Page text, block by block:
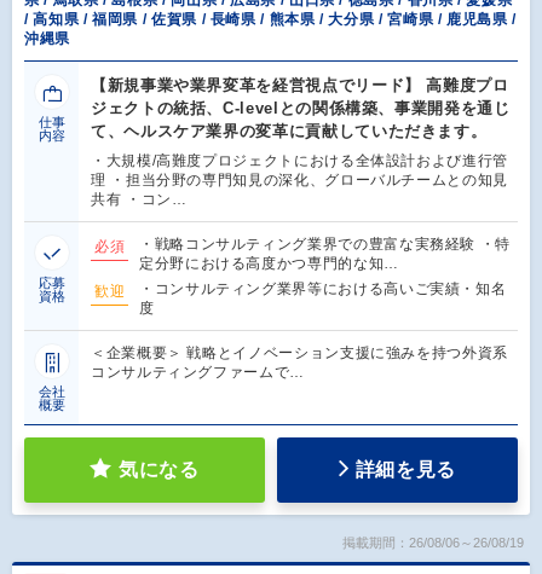
/ 高知県 / 福岡県 / 佐賀県 / 長崎県 / 熊本県 / 大分県 / 宮崎県 / 鹿児島県 /
沖縄県
仕事
内容
【新規事業や業界変革を経営視点でリード】 高難度プロ
ジェクトの統括、C-levelとの関係構築、事業開発を通じ
て、ヘルスケア業界の変革に貢献していただきます。
・大規模/高難度プロジェクトにおける全体設計および進行管
理 ・担当分野の専門知見の深化、グローバルチームとの知見
共有 ・コン…
応募
資格
必須
・戦略コンサルティング業界での豊富な実務経験 ・特
定分野における高度かつ専門的な知…
歓迎
・コンサルティング業界等における高いご実績・知名
度
会社
概要
＜企業概要＞ 戦略とイノベーション支援に強みを持つ外資系
コンサルティングファームで…
気になる 詳細を見る
掲載期間：26/08/06～26/08/19